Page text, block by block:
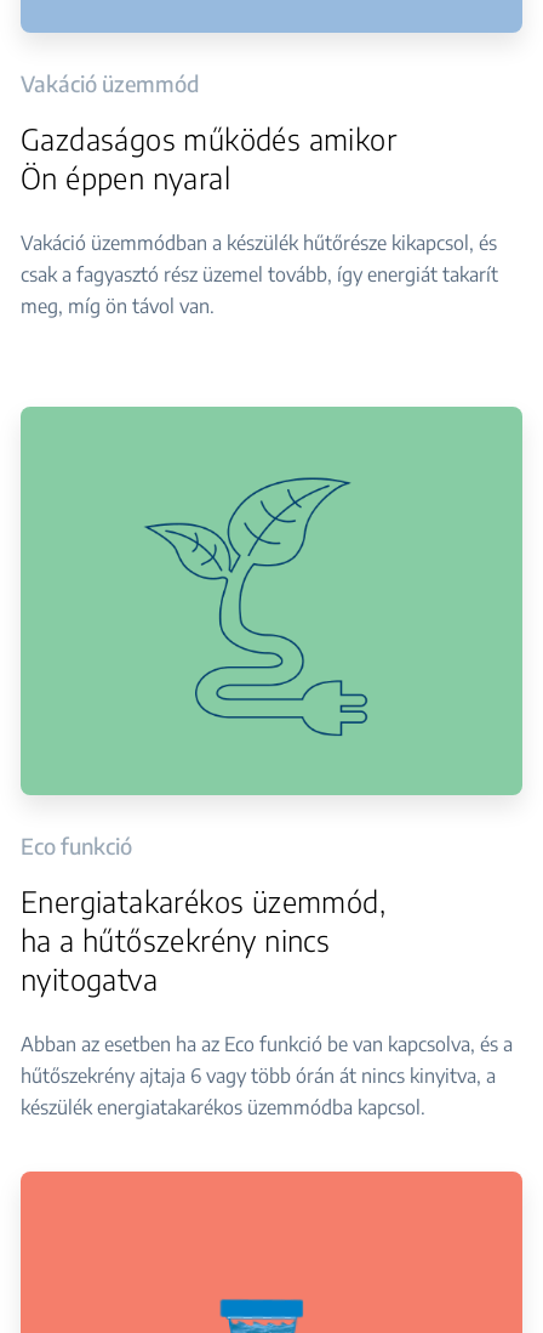
Vakáció üzemmód
Gazdaságos működés amikor
Ön éppen nyaral
Vakáció üzemmódban a készülék hűtőrésze kikapcsol, és
csak a fagyasztó rész üzemel tovább, így energiát takarít
meg, míg ön távol van.
Eco funkció
Energiatakarékos üzemmód,
ha a hűtőszekrény nincs
nyitogatva
Abban az esetben ha az Eco funkció be van kapcsolva, és a
hűtőszekrény ajtaja 6 vagy több órán át nincs kinyitva, a
készülék energiatakarékos üzemmódba kapcsol.